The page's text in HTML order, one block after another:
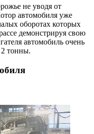
не уводя от
автомобиля уже
оборотах которых
демонстрируя свою
автомобиль очень
2 тонны.